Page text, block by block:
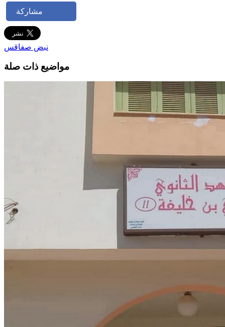
مشاركة
نبض صفاقس
مواضيع ذات صلة